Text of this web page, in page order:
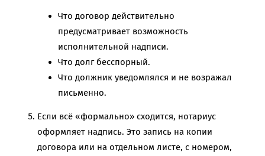
Что договор действительно
предусматривает возможность
исполнительной надписи.
Что долг бесспорный.
Что должник уведомлялся и не возражал
письменно.
Если всё «формально» сходится, нотариус
оформляет надпись. Это запись на копии
договора или на отдельном листе, с номером,